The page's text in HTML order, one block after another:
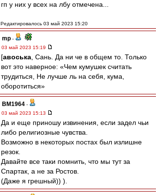
гп у них у всех на лбу отмечена...
Редактировалось 03 май 2023 15:20
mp -
03 май 2023 15:19
[авоська , Сань. Да ни че в общем то. Только
вот это наверное: «Чем кумушек считать
трудиться, Не лучше ль на себя, кума,
оборотиться»
BM1964 -
03 май 2023 15:13
Да и еще приношу извинения, если задел чьи
либо религиозные чувства.
Возможно в некоторых постах был излишне
резок.
Давайте все таки помнить, что мы тут за
Спартак, а не за Ростов.
(Даже я грешный)) ).